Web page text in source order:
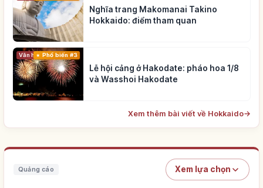
Nghĩa trang Makomanai Takino
Hokkaido: điểm tham quan
Văn hóa truyền thống
Phổ biến #3
Lễ hội cảng ở Hakodate: pháo hoa 1/8
và Wasshoi Hakodate
Xem thêm bài viết về Hokkaido→
Quảng cáo Xem lựa chọn